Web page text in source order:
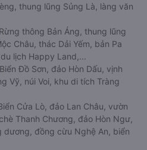
thung lũng Sủng Là, làng văn
Rừng thông Bản Áng, thung lũng
Châu, thác Dải Yếm, bản Pa
lịch Happy Land,...
Biển Đồ Sơn, đảo Hòn Dấu, vịnh
Vỹ, núi Voi, khu di tích Tràng
Cửa Lò, đảo Lan Châu, vườn
Thanh Chương, đảo Hòn Ngư,
dương, đồng cừu Nghệ An, biển